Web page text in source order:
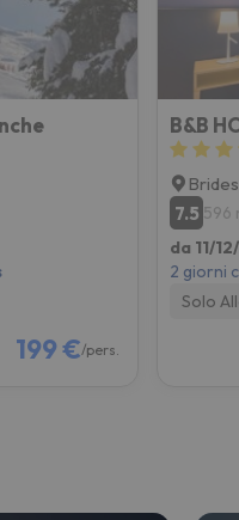
199 €/pers.
B&B
7.5 596
da 11/
2 giorni
Solo